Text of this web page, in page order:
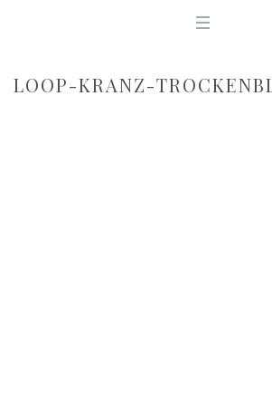
LOOP-KRANZ-